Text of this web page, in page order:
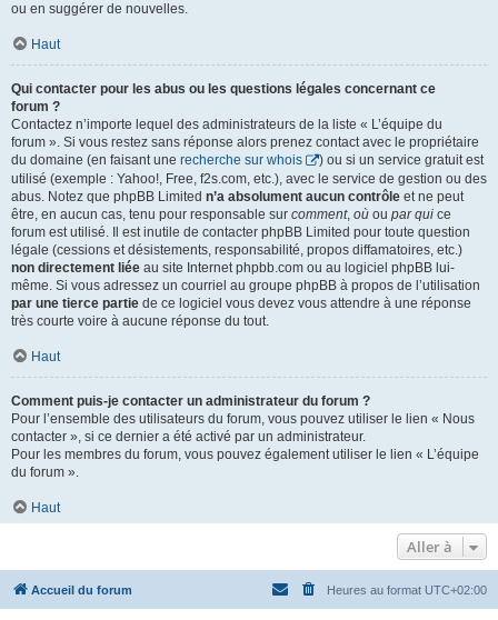
ou en suggérer de nouvelles.
Haut
Qui contacter pour les abus ou les questions légales concernant ce
forum ?
Contactez n’importe lequel des administrateurs de la liste « L’équipe du
forum ». Si vous restez sans réponse alors prenez contact avec le propriétaire
du domaine (en faisant une recherche sur whois
) ou si un service gratuit est
utilisé (exemple : Yahoo!, Free, f2s.com, etc.), avec le service de gestion ou des
abus. Notez que phpBB Limited n’a absolument aucun contrôle et ne peut
être, en aucun cas, tenu pour responsable sur comment, où ou par qui ce
forum est utilisé. Il est inutile de contacter phpBB Limited pour toute question
légale (cessions et désistements, responsabilité, propos diffamatoires, etc.)
non directement liée au site Internet phpbb.com ou au logiciel phpBB lui-
même. Si vous adressez un courriel au groupe phpBB à propos de l’utilisation
par une tierce partie de ce logiciel vous devez vous attendre à une réponse
très courte voire à aucune réponse du tout.
Haut
Comment puis-je contacter un administrateur du forum ?
Pour l’ensemble des utilisateurs du forum, vous pouvez utiliser le lien « Nous
contacter », si ce dernier a été activé par un administrateur.
Pour les membres du forum, vous pouvez également utiliser le lien « L’équipe
du forum ».
Haut
Aller à
Accueil du forum Heures au format UTC+02:00